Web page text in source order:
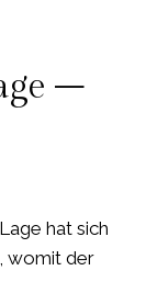
–
hat sich
womit der